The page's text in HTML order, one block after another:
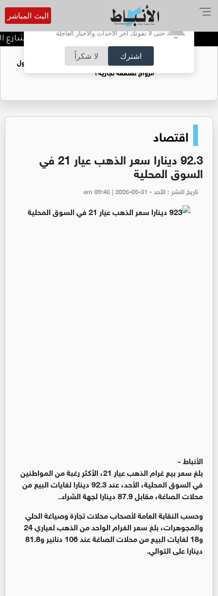
أترغب في تفعيل الإشعارات؟
حتى لا تفوتك آخر الأحداث والأخبار العاجلة
اشترك لا شكراً
البث المباشر
توقيف شبكات دعارة في شارع
فتيات يستغللنه لتحقيق مكاسب مادية.. هل تحول
الزواج لصفقة تجارية؟
اقتصاد
92.3 دينارا سعر الذهب عيار 21 في
السوق المحلية
تاريخ النشر : الأحد - am 09:46 | 2026-05-31
الأنباط -
بلغ سعر بيع غرام الذهب عيار 21، الأكثر رغبة من المواطنين
في السوق المحلية، الأحد، عند 92.3 دينارا لغايات البيع من
محلات الصاغة، مقابل 87.9 دينارا لجهة الشراء..
وحسب النقابة العامة لأصحاب محلات تجارة وصياغة الحلي
والمجوهرات، بلغ سعر الغرام الواحد من الذهب لعياري 24
و18 لغايات البيع من محلات الصاغة عند 106 دنانير و81.8
دينارا على التوالي.